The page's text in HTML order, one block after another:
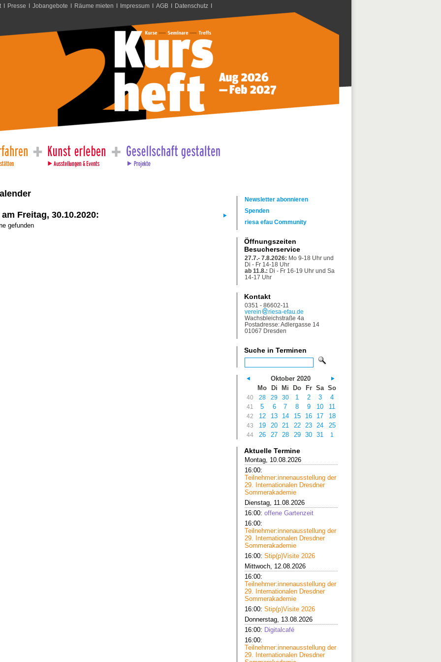
I Presse I Jobangebote I Räume mieten I Impressum I AGB I Datenschutz I
Freitag, 30.10.2020:
gefunden
Newsletter abonnieren
Spenden
riesa efau Community
Öffnungszeiten
Besucherservice
27.7.- 7.8.2026: Mo 9-18 Uhr und
Di - Fr 14-18 Uhr
ab 11.8.: Di - Fr 16-19 Uhr und Sa
14-17 Uhr
Kontakt
0351 - 86602-11
verein
riesa-efau.de
Wachsbleichstraße 4a
Postadresse: Adlergasse 14
01067 Dresden
Suche in Terminen
Oktober 2020
Mo
Di Mi Do Fr Sa So
40 28 29 30 1 2 3 4
41 5 6 7 8 9 10 11
42 12 13 14 15 16 17 18
43 19 20 21 22 23 24 25
44 26 27 28 29 30 31 1
Aktuelle Termine
Montag, 10.08.2026
16:00:
Teilnehmer:innenausstellung der
29. Internationalen Dresdner
Sommerakademie
Dienstag, 11.08.2026
16:00: offene Gartenzeit
16:00:
Teilnehmer:innenausstellung der
29. Internationalen Dresdner
Sommerakademie
16:00: Stip(p)Visite 2026
Mittwoch, 12.08.2026
16:00:
Teilnehmer:innenausstellung der
29. Internationalen Dresdner
Sommerakademie
16:00: Stip(p)Visite 2026
Donnerstag, 13.08.2026
16:00: Digitalcafé
16:00:
Teilnehmer:innenausstellung der
29. Internationalen Dresdner